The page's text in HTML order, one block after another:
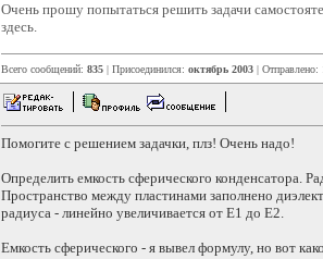
Очень прошу попытаться решить задачи
здесь.
Всего сообщений: 835 | Присоединился: октябрь 2003 | Отправлено:
Помогите с решением задачки, плз! Очень надо!
Определить емкость сферического конденсатора.
Пространство между пластинами заполнено
радиуса - линейно увеличивается от E1 до E2.
Емкость сферического - я вывел формулу, но вот